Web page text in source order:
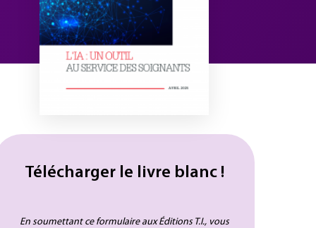
Télécharger le livre blanc !
En soumettant ce formulaire aux Éditions T.I., vous